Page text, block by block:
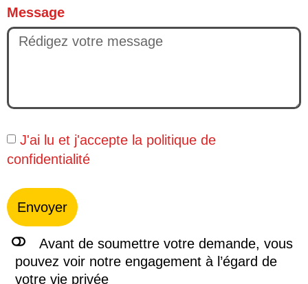
Message
J'ai lu et j'accepte la politique de
confidentialité
Envoyer
Avant de soumettre votre demande, vous
pouvez voir notre engagement à l’égard de
votre vie privée